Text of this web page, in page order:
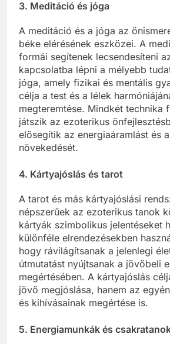
3. Meditáció és jóga
A meditáció és a jóga az
béke elérésének eszközei. A
formái segítenek lecsendesíteni
kapcsolatba lépni a mélyebb
jóga, amely fizikai és mentális
célja a test és a lélek
megteremtése. Mindkét technika
játszik az ezoterikus
elősegítik az energiaáramlást és
növekedését.
4. Kártyajóslás és tarot
A tarot és más kártyajóslási
népszerűek az ezoterikus tanok
kártyák szimbolikus jelentéseket
különféle elrendezésekben
hogy rávilágítsanak a jelenlegi
útmutatást nyújtsanak a jövőbeli
megértésében. A kártyajóslás
jövő megjóslása, hanem az
és kihívásainak megértése is.
5. Energiamunkák és